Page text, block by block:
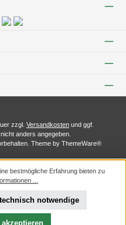
zzgl. Versandkosten und ggf.
anders angegeben.
Theme by ThemeWare®
bestmögliche Erfahrung bieten zu
...
notwendige